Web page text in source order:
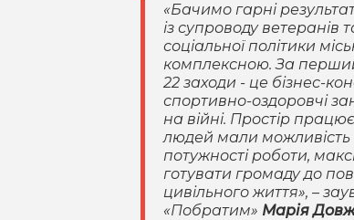
«Бачимо гарні
із супроводу ветеранів
соціальної політики
комплексною. За
22 заходи - це бізнес-
спортивно-оздоровчі
на війні. Простір
людей мали можливість
потужності роботи,
готувати громаду до
цивільного життя», –
«Побратим» Марія